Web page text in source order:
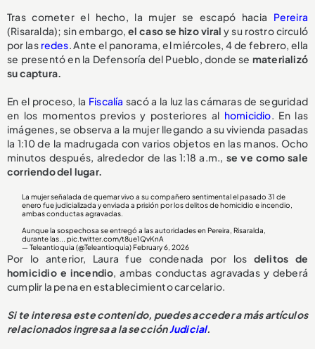
Tras cometer el hecho, la mujer se escapó hacia Pereira
(Risaralda); sin embargo, el caso se hizo viral y su rostro circuló
por las redes. Ante el panorama, el miércoles, 4 de febrero, ella
se presentó en la Defensoría del Pueblo, donde se materializó
su captura.
En el proceso, la Fiscalía sacó a la luz las cámaras de seguridad
en los momentos previos y posteriores al homicidio. En las
imágenes, se observa a la mujer llegando a su vivienda pasadas
la 1:10 de la madrugada con varios objetos en las manos. Ocho
minutos después, alrededor de las 1:18 a.m., se ve como sale
corriendo del lugar.
La mujer señalada de quemar vivo a su compañero sentimental el pasado 31 de
enero fue judicializada y enviada a prisión por los delitos de homicidio e incendio,
ambas conductas agravadas.
Aunque la sospechosa se entregó a las autoridades en Pereira, Risaralda,
durante las...pic.twitter.com/t8ue1QvKnA
— Teleantioquia (@Teleantioquia) February 6, 2026
Por lo anterior, Laura fue condenada por los delitos de
homicidio e incendio, ambas conductas agravadas y deberá
cumplir la pena en establecimiento carcelario.
Si te interesa este contenido, puedes acceder a más artículos
relacionados ingresa a la secciónJudicial.